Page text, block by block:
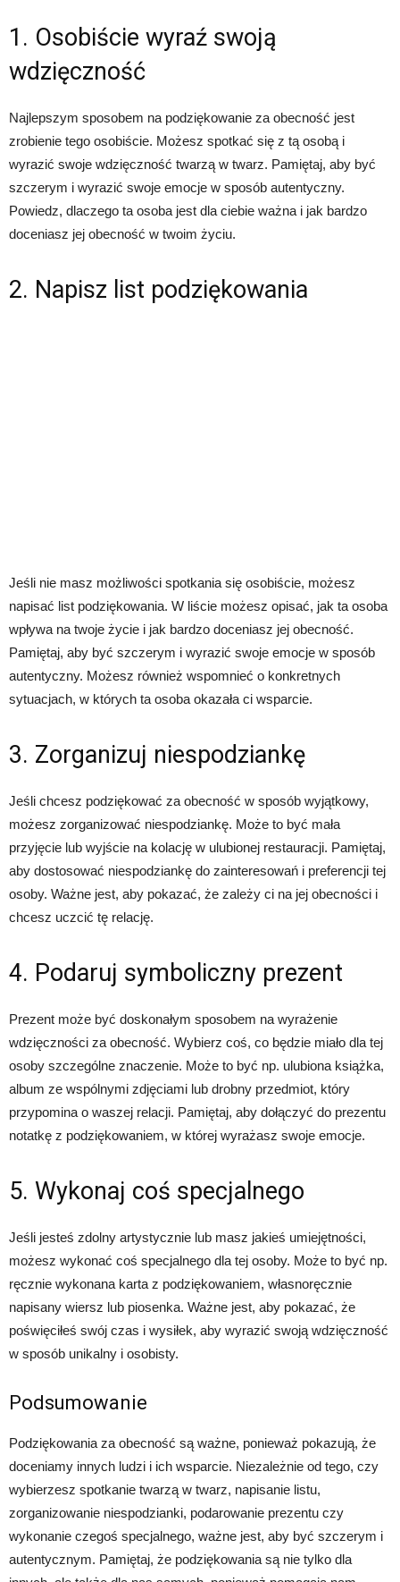
1. Osobiście wyraź swoją
wdzięczność
Najlepszym sposobem na podziękowanie za obecność jest
zrobienie tego osobiście. Możesz spotkać się z tą osobą i
wyrazić swoje wdzięczność twarzą w twarz. Pamiętaj, aby być
szczerym i wyrazić swoje emocje w sposób autentyczny.
Powiedz, dlaczego ta osoba jest dla ciebie ważna i jak bardzo
doceniasz jej obecność w twoim życiu.
2. Napisz list podziękowania
Jeśli nie masz możliwości spotkania się osobiście, możesz
napisać list podziękowania. W liście możesz opisać, jak ta osoba
wpływa na twoje życie i jak bardzo doceniasz jej obecność.
Pamiętaj, aby być szczerym i wyrazić swoje emocje w sposób
autentyczny. Możesz również wspomnieć o konkretnych
sytuacjach, w których ta osoba okazała ci wsparcie.
3. Zorganizuj niespodziankę
Jeśli chcesz podziękować za obecność w sposób wyjątkowy,
możesz zorganizować niespodziankę. Może to być mała
przyjęcie lub wyjście na kolację w ulubionej restauracji. Pamiętaj,
aby dostosować niespodziankę do zainteresowań i preferencji tej
osoby. Ważne jest, aby pokazać, że zależy ci na jej obecności i
chcesz uczcić tę relację.
4. Podaruj symboliczny prezent
Prezent może być doskonałym sposobem na wyrażenie
wdzięczności za obecność. Wybierz coś, co będzie miało dla tej
osoby szczególne znaczenie. Może to być np. ulubiona książka,
album ze wspólnymi zdjęciami lub drobny przedmiot, który
przypomina o waszej relacji. Pamiętaj, aby dołączyć do prezentu
notatkę z podziękowaniem, w której wyrażasz swoje emocje.
5. Wykonaj coś specjalnego
Jeśli jesteś zdolny artystycznie lub masz jakieś umiejętności,
możesz wykonać coś specjalnego dla tej osoby. Może to być np.
ręcznie wykonana karta z podziękowaniem, własnoręcznie
napisany wiersz lub piosenka. Ważne jest, aby pokazać, że
poświęciłeś swój czas i wysiłek, aby wyrazić swoją wdzięczność
w sposób unikalny i osobisty.
Podsumowanie
Podziękowania za obecność są ważne, ponieważ pokazują, że
doceniamy innych ludzi i ich wsparcie. Niezależnie od tego, czy
wybierzesz spotkanie twarzą w twarz, napisanie listu,
zorganizowanie niespodzianki, podarowanie prezentu czy
wykonanie czegoś specjalnego, ważne jest, aby być szczerym i
autentycznym. Pamiętaj, że podziękowania są nie tylko dla